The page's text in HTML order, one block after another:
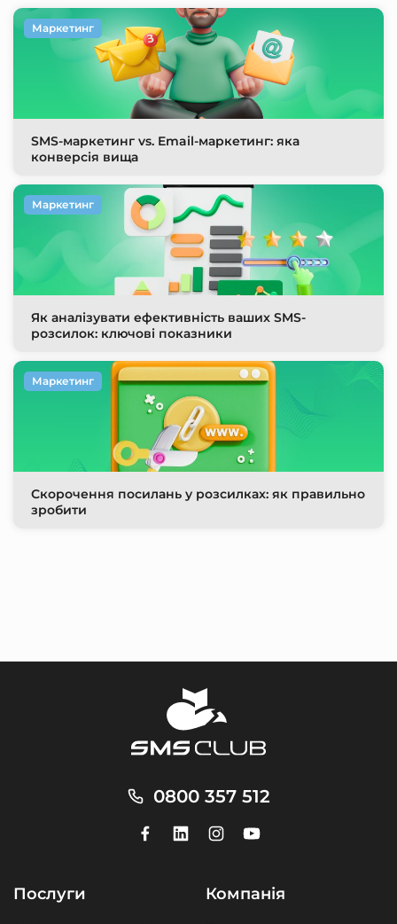
SMS-маркетинг vs. Email-маркетинг: яка
конверсія вища
Маркетинг
Як аналізувати ефективність ваших SMS-
розсилок: ключові показники
Маркетинг
Скорочення посилань у розсилках: як правильно
зробити
Маркетинг
0800 357 512
Послуги Компанія